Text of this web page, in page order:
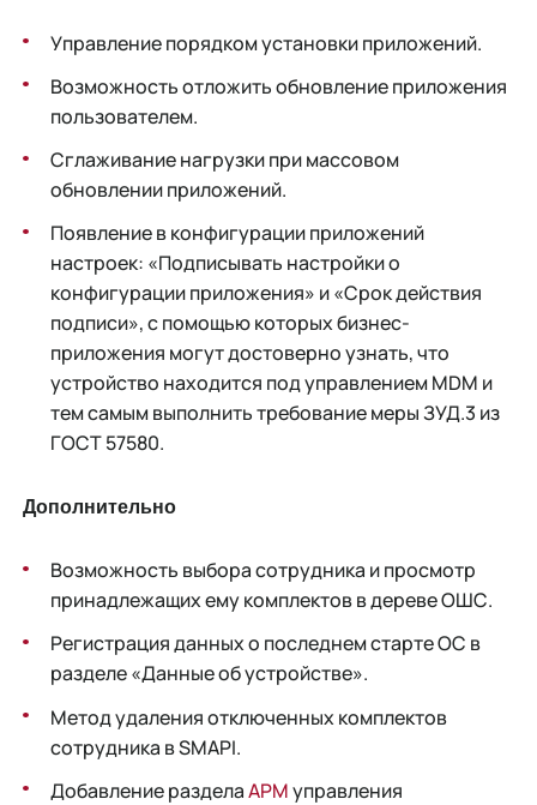
Управление порядком установки приложений.
Возможность отложить обновление приложения
пользователем.
Сглаживание нагрузки при массовом
обновлении приложений.
Появление в конфигурации приложений
настроек: «Подписывать настройки о
конфигурации приложения» и «Срок действия
подписи», с помощью которых бизнес-
приложения могут достоверно узнать, что
устройство находится под управлением MDM и
тем самым выполнить требование меры ЗУД.3 из
ГОСТ 57580.
Дополнительно
Возможность выбора сотрудника и просмотр
принадлежащих ему комплектов в дереве ОШС.
Регистрация данных о последнем старте ОС в
разделе «Данные об устройстве».
Метод удаления отключенных комплектов
сотрудника в SMAPI.
Добавление разделаАРМуправления